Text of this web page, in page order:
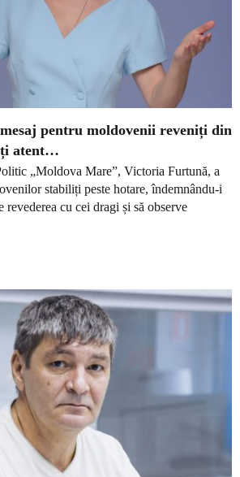
pentru moldovenii reveniți din
atent…
„Moldova Mare”, Victoria Furtună, a
stabiliți peste hotare, îndemnându-i
revederea cu cei dragi și să observe